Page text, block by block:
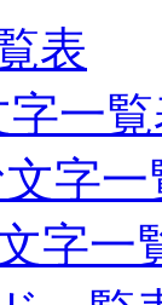
表
一
字一
字一